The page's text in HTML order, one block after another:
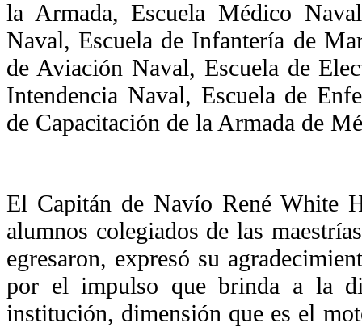
la Armada, Escuela Médico
Naval, Escuela de Infantería de
de Aviación Naval, Escuela de
Intendencia Naval, Escuela de
de Capacitación de la Armada de
El Capitán de Navío René White
alumnos colegiados de las
egresaron, expresó su
por el impulso que brinda a la
institución, dimensión que es el